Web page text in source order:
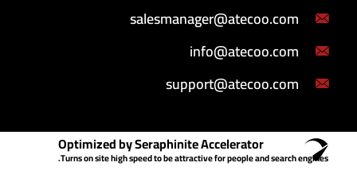
salesmanager@atecoo.com
info@atecoo.com
support@atecoo.com
Optimized by Seraphinite Accelerator
Turns on site high speed to be attractive for people and search engines.